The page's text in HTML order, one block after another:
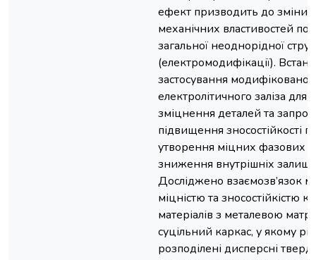
ефект призводить до зміни
механічних властивостей
загальної неоднорідної
(електромодифікації).
застосування
електролітичного заліза для
зміцнення деталей та
підвищення зносостійкості
утворення міцних фазових
зниження внутрішніх
Досліджено взаємозв’язок
міцністю та зносостійкістю
матеріалів з металевою
суцільний каркас, у якому
розподілені дисперсні